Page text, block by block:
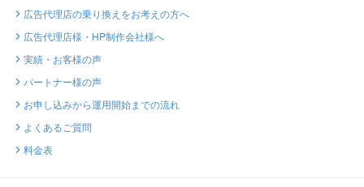
広告代理店の乗り換えをお考えの方へ
広告代理店様・HP制作会社様へ
実績・お客様の声
パートナー様の声
お申し込みから運用開始までの流れ
よくあるご質問
料金表